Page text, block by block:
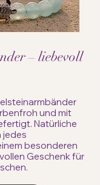
– liebevoll
und mit
Natürliche
jedes
besonderen
Geschenk für